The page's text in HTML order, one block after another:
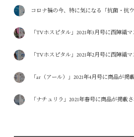
コロナ禍の今、特に気になる「抗菌・抗
「TVホスピタル」2021年3月号に西陣織
「TVホスピタル」2021年2月号に西陣織
「ar（アール）」2021年4月号に商品が掲
「ナチュリラ」2021年春号に商品が掲載